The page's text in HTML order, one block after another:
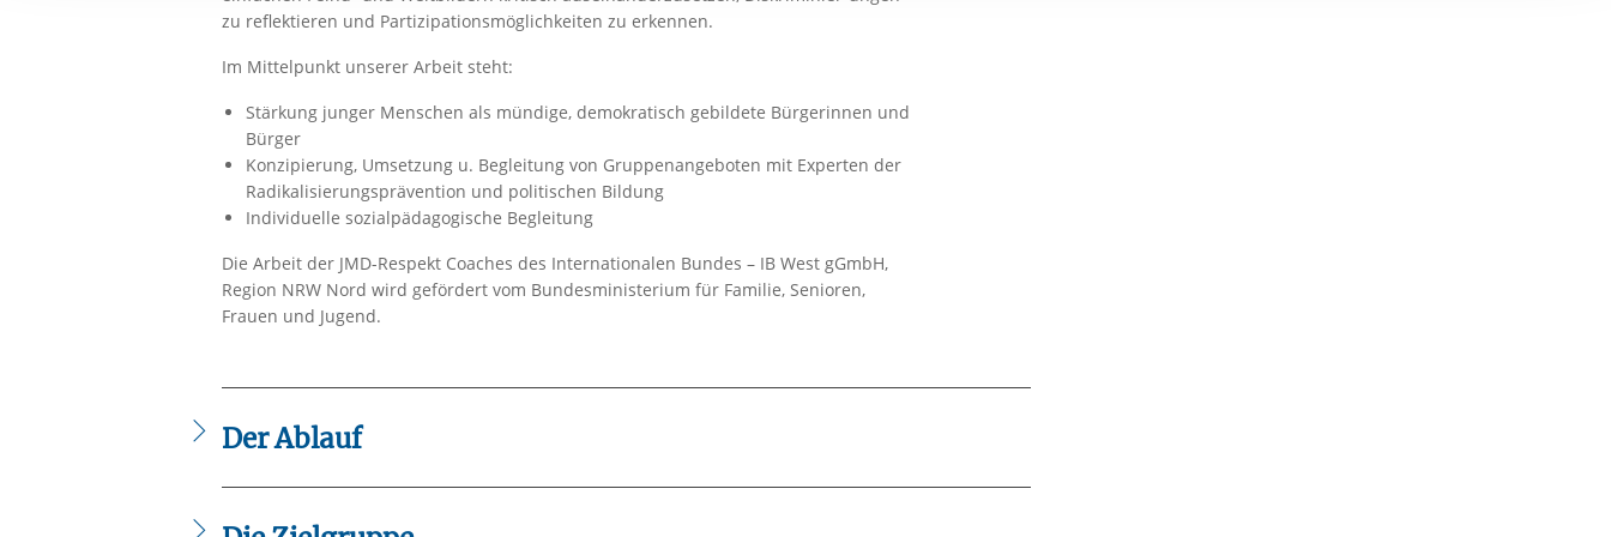
Ihre etwaige Einwilligung erstreckt sich nicht auf notwendige Cookies, die erforderlich zur Bereitstellung
aufgrund berechtigter Interessen und daher unabhängig von einer Einwilligung.
zu reflektieren und Partizipationsmöglichkeiten zu erkennen.
Im Mittelpunkt unserer Arbeit steht:
Stärkung junger Menschen als mündige, demokratisch gebildete Bürgerinnen und
Bürger
Konzipierung, Umsetzung u. Begleitung von Gruppenangeboten mit Experten der
Radikalisierungsprävention und politischen Bildung
Individuelle sozialpädagogische Begleitung
Die Arbeit der JMD-Respekt Coaches des Internationalen Bundes – IB West gGmbH,
Region NRW Nord wird gefördert vom Bundesministerium für Familie, Senioren,
Frauen und Jugend.
Der Ablauf
Präventive Jugendarbeit